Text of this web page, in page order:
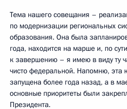
Тема нашего совещания –
по модернизации региональных
образования. Она была
года, находится на марше и, по
к завершению – я имею в виду ту
чисто федеральной. Напомню, эта
запущена более года назад, а в
основные приоритеты были
Президента.